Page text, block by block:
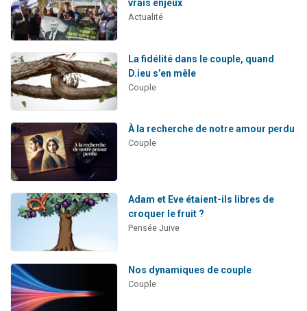
vrais enjeux
Actualité
La fidélité dans le couple, quand
D.ieu s’en mêle
Couple
À la recherche de notre amour perdu
Couple
Adam et Eve étaient-ils libres de
croquer le fruit ?
Pensée Juive
Nos dynamiques de couple
Couple